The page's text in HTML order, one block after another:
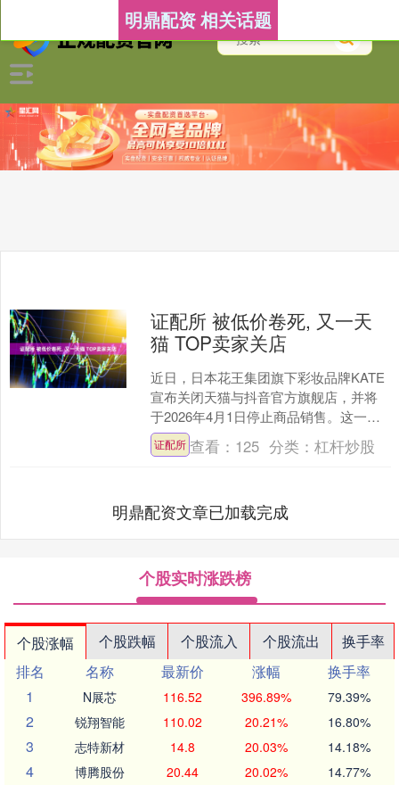
明鼎配资 相关话题
证配所 被低价卷死, 又一天
猫 TOP卖家关店
近日，日本花王集团旗下彩妆品牌KATE
宣布关闭天猫与抖音官方旗舰店，并将
于2026年4月1日停止商品销售。这一消
息很快在社交媒体引发讨论，不少消费
者感叹：“青春....
证配所 查看： 125 分类：杠杆炒股
明鼎配资文章已加载完成
个股实时涨跌榜
个股涨幅 个股跌幅 个股流入 个股流出
换手率
排名
名称 最新价 涨幅
换手率
1
N展芯 116.52 396.89% 79.39%
2 锐翔智能 110.02 20.21% 16.80%
3 志特新材 14.8 20.03% 14.18%
4 博腾股份 20.44 20.02% 14.77%